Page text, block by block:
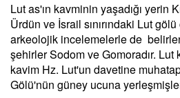
Lut as'ın kavminin yaşadığı yerin
Ürdün ve İsrail sınırındaki Lut
arkeolojik incelemelerle de
şehirler Sodom ve Gomoradır.
kavim Hz. Lut'un davetine
Gölü'nün güney ucuna